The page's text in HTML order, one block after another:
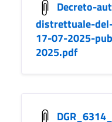
Decreto-
distrettuale-
17-07-2025-
2025.pdf